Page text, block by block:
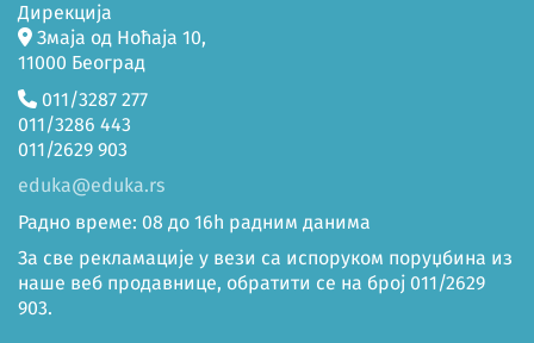
Дирекција
Змаја од Ноћаја 10,
11000 Београд
011/3287 277
011/3286 443
011/2629 903
eduka@eduka.rs
Радно време: 08 до 16h радним данима
За све рекламације у вези са испоруком поруџбина из
наше веб продавнице, обратити се на број 011/2629
903.